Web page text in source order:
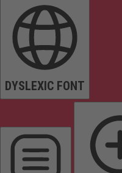
DYSLEXIC FONT